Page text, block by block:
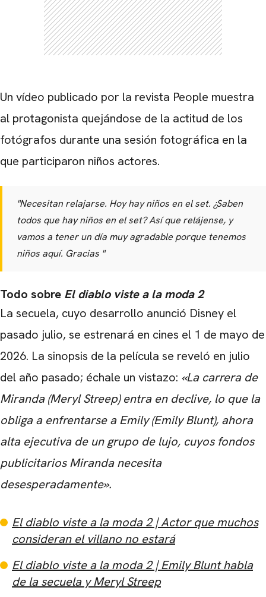
Un vídeo publicado por la revista People muestra
al protagonista quejándose de la actitud de los
fotógrafos durante una sesión fotográfica en la
que participaron niños actores.
"Necesitan relajarse. Hoy hay niños en el set. ¿Saben
todos que hay niños en el set? Así que relájense, y
vamos a tener un día muy agradable porque tenemos
niños aquí. Gracias "
Todo sobre El diablo viste a la moda 2
La secuela, cuyo desarrollo anunció Disney el
pasado julio, se estrenará en cines el 1 de mayo de
2026. La sinopsis de la película se reveló en julio
del año pasado; échale un vistazo: «La carrera de
Miranda (Meryl Streep) entra en declive, lo que la
obliga a enfrentarse a Emily (Emily Blunt), ahora
alta ejecutiva de un grupo de lujo, cuyos fondos
publicitarios Miranda necesita
desesperadamente».
El diablo viste a la moda 2 | Actor que muchos
consideran el villano no estará
El diablo viste a la moda 2 | Emily Blunt habla
de la secuela y Meryl Streep